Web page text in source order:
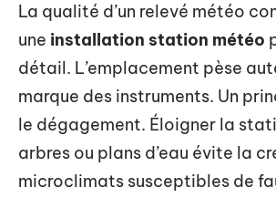
La qualité d’un relevé météo
une installation station météo
détail. L’emplacement pèse
marque des instruments. Un
le dégagement. Éloigner la
arbres ou plans d’eau évite la
microclimats susceptibles de